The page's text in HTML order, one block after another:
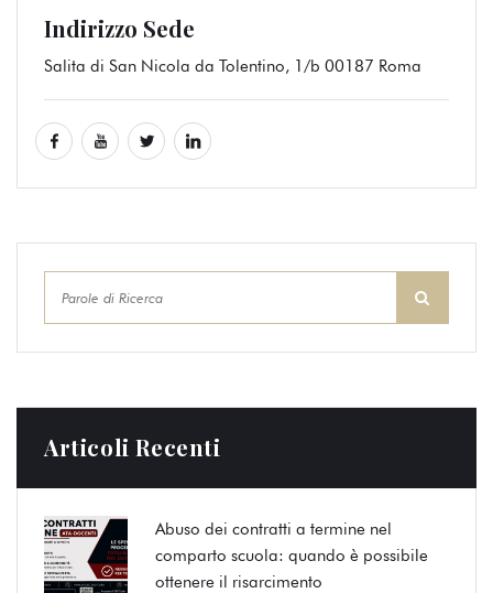
Indirizzo Sede
Salita di San Nicola da Tolentino, 1/b 00187 Roma
Articoli Recenti
Abuso dei contratti a termine nel
comparto scuola: quando è possibile
ottenere il risarcimento